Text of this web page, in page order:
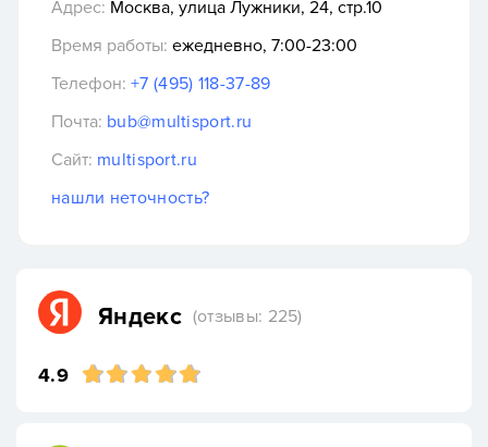
Адрес: Москва, улица Лужники, 24, стр.10
Время работы: ежедневно, 7:00-23:00
Телефон: +7 (495) 118-37-89
Почта: bub@multisport.ru
Сайт: multisport.ru
нашли неточность?
Яндекс (отзывы: 225)
4.9